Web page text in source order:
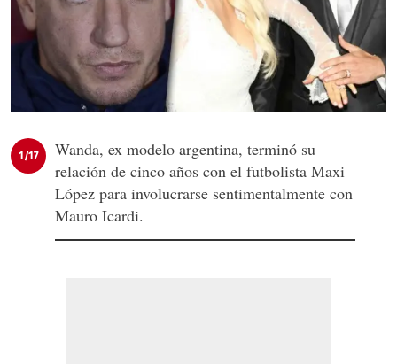
1/17
Wanda, ex modelo argentina, terminó su
relación de cinco años con el futbolista Maxi
López para involucrarse sentimentalmente con
Mauro Icardi.